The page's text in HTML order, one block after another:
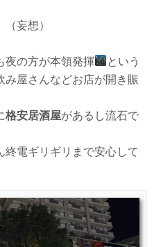
妄想）
夜の方が本領発揮
という
み屋さんなどお店が開き賑
格安居酒屋があるし流石で
終電ギリギリまで安心して